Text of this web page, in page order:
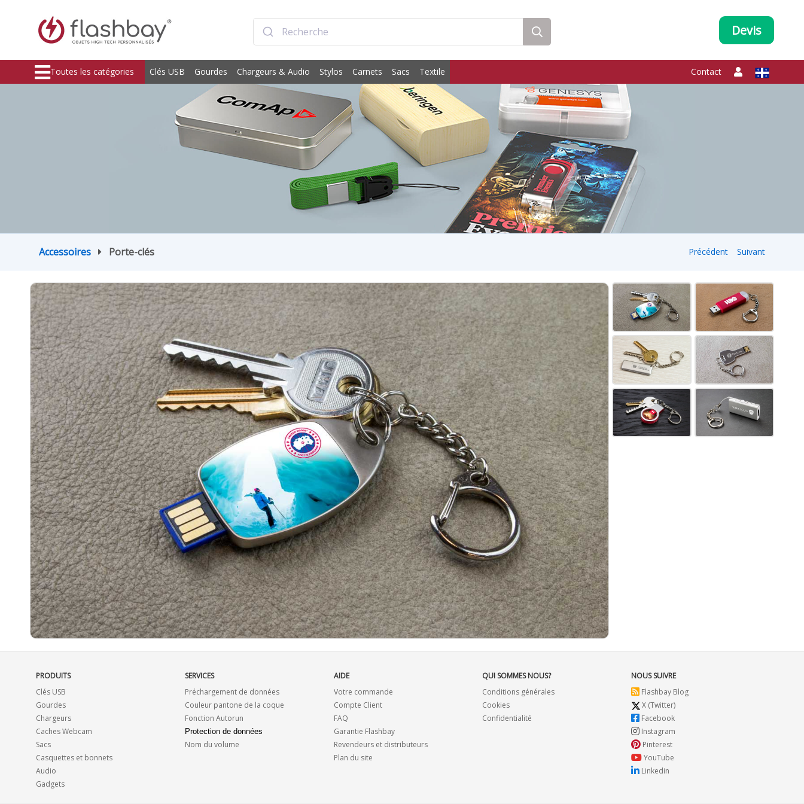
Devis
Toutes les catégories Clés USB Gourdes Chargeurs & Audio Stylos Carnets Sacs Textile Contact
Accessoires Porte-clés Suivant
Précédent
PRODUITS
Clés USB
Gourdes
Chargeurs
Caches Webcam
Sacs
Casquettes et bonnets
Audio
Gadgets
SERVICES
Préchargement de données
Couleur pantone de la coque
Fonction Autorun
Protection de données
Nom du volume
AIDE
Votre commande
Compte Client
FAQ
Garantie Flashbay
Revendeurs et distributeurs
Plan du site
QUI SOMMES NOUS?
Conditions générales
Cookies
Confidentialité
NOUS SUIVRE
Flashbay Blog
X (Twitter)
Facebook
Instagram
Pinterest
YouTube
Linkedin